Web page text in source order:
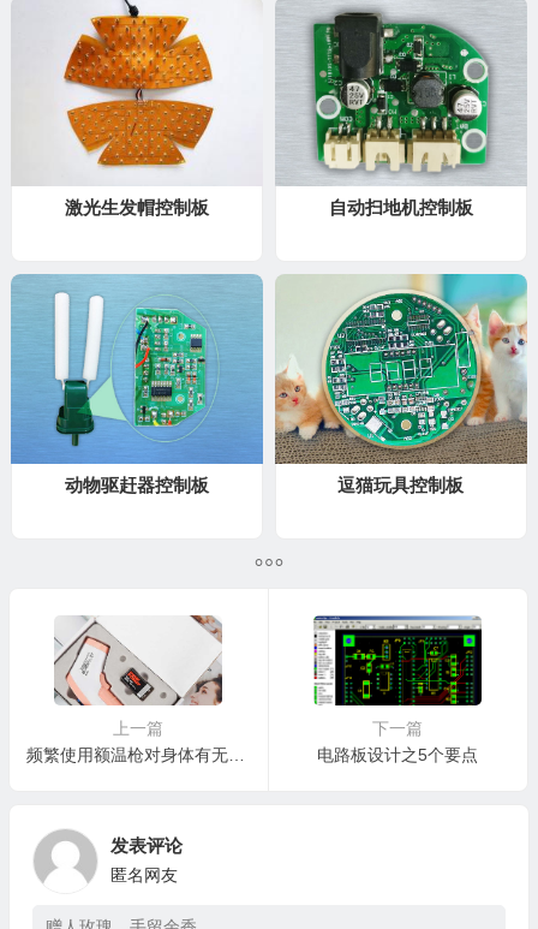
激光生发帽控制板 自动扫地机控制板
动物驱赶器控制板 逗猫玩具控制板
上一篇
频繁使用额温枪对身体有无危害？
下一篇
电路板设计之5个要点
发表评论
匿名网友